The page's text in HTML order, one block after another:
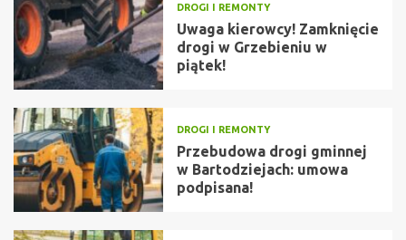
DROGI I REMONTY
Uwaga kierowcy! Zamknięcie
drogi w Grzebieniu w
piątek!
DROGI I REMONTY
Przebudowa drogi gminnej
w Bartodziejach: umowa
podpisana!